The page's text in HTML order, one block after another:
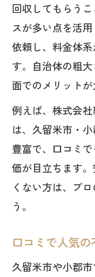
回収してもらう
スが多い点を活
依頼し、料金体
す。自治体の粗
面でのメリットが
例えば、株式会
は、久留米市・
豊富で、口コミ
価が目立ちます
くない方は、プ
う。
口コミで人気
久留米市や小郡